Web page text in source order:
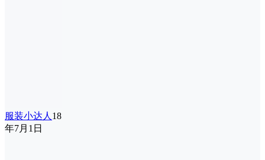
服装小达人 18
年7月1日